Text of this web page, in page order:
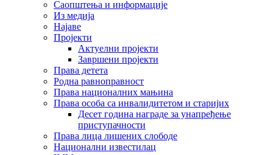
Саопштења и информације
Из медија
Најаве
Пројекти
Актуелни пројекти
Завршени пројекти
Права детета
Родна равноправност
Права националних мањина
Права особа са инвалидитетом и старијих
Десет година награде за унапређење
приступачности
Права лица лишених слободе
Национални известилац